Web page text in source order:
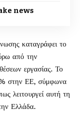
fake news
καταγράφει το
από την
εργασίας. Το
στην ΕΕ, σύμφωνα
λειτουργεί αυτή τη
Ελλάδα.